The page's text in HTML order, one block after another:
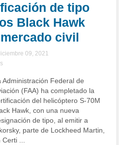
de tipo
Black Hawk
civil
09, 2021
Administración Federal de
(FAA) ha completado la
del helicóptero S-70M
Hawk, con una nueva
de tipo, al emitir a
parte de Lockheed Martin,
Certi ...